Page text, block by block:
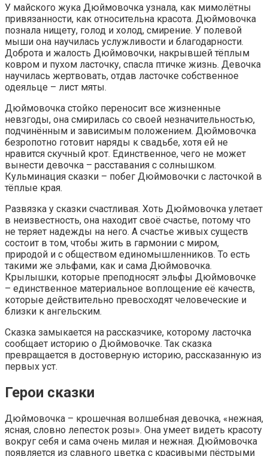
У майского жука Дюймовочка узнала, как мимолётны
привязанности, как относительна красота. Дюймовочка
познала нищету, голод и холод, смирение. У полевой
мыши она научилась услужливости и благодарности.
Доброта и жалость Дюймовочки, накрывшей тёплым
ковром и пухом ласточку, спасла птичке жизнь. Девочка
научилась жертвовать, отдав ласточке собственное
одеяльце – лист мяты.
Дюймовочка стойко переносит все жизненные
невзгоды, она смирилась со своей незначительностью,
подчинённым и зависимым положением. Дюймовочка
безропотно готовит наряды к свадьбе, хотя ей не
нравится скучный крот. Единственное, чего не может
вынести девочка – расставания с солнышком.
Кульминация сказки – побег Дюймовочки с ласточкой в
тёплые края.
Развязка у сказки счастливая. Хоть Дюймовочка улетает
в неизвестность, она находит своё счастье, потому что
не теряет надежды на него. А счастье живых существ
состоит в том, чтобы жить в гармонии с миром,
природой и с обществом единомышленников. То есть
такими же эльфами, как и сама Дюймовочка.
Крылышки, которые преподносят эльфы Дюймовочке
– единственное материальное воплощение её качеств,
которые действительно превосходят человеческие и
близки к ангельским.
Сказка замыкается на рассказчике, которому ласточка
сообщает историю о Дюймовочке. Так сказка
превращается в достоверную историю, рассказанную из
первых уст.
Герои сказки
Дюймовочка – крошечная волшебная девочка, «нежная,
ясная, словно лепесток розы». Она умеет видеть красоту
вокруг себя и сама очень милая и нежная. Дюймовочка
появляется из славного цветка с красивыми пёстрыми